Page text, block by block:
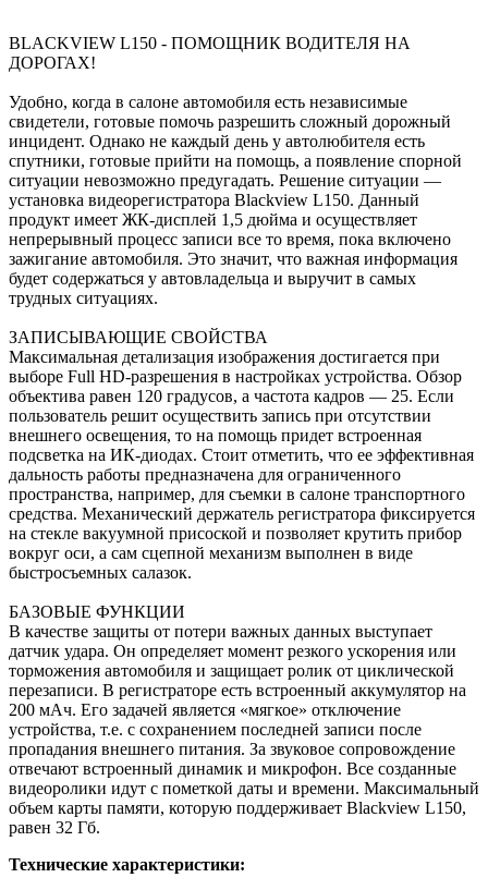
BLACKVIEW L150 - ПОМОЩНИК ВОДИТЕЛЯ НА
ДОРОГАХ!
Удобно, когда в салоне автомобиля есть независимые
свидетели, готовые помочь разрешить сложный дорожный
инцидент. Однако не каждый день у автолюбителя есть
спутники, готовые прийти на помощь, а появление спорной
ситуации невозможно предугадать. Решение ситуации —
установка видеорегистратора Blackview L150. Данный
продукт имеет ЖК-дисплей 1,5 дюйма и осуществляет
непрерывный процесс записи все то время, пока включено
зажигание автомобиля. Это значит, что важная информация
будет содержаться у автовладельца и выручит в самых
трудных ситуациях.
ЗАПИСЫВАЮЩИЕ СВОЙСТВА
Максимальная детализация изображения достигается при
выборе Full HD-разрешения в настройках устройства. Обзор
объектива равен 120 градусов, а частота кадров — 25. Если
пользователь решит осуществить запись при отсутствии
внешнего освещения, то на помощь придет встроенная
подсветка на ИК-диодах. Стоит отметить, что ее эффективная
дальность работы предназначена для ограниченного
пространства, например, для съемки в салоне транспортного
средства. Механический держатель регистратора фиксируется
на стекле вакуумной присоской и позволяет крутить прибор
вокруг оси, а сам сцепной механизм выполнен в виде
быстросъемных салазок.
БАЗОВЫЕ ФУНКЦИИ
В качестве защиты от потери важных данных выступает
датчик удара. Он определяет момент резкого ускорения или
торможения автомобиля и защищает ролик от циклической
перезаписи. В регистраторе есть встроенный аккумулятор на
200 мАч. Его задачей является «мягкое» отключение
устройства, т.е. с сохранением последней записи после
пропадания внешнего питания. За звуковое сопровождение
отвечают встроенный динамик и микрофон. Все созданные
видеоролики идут с пометкой даты и времени. Максимальный
объем карты памяти, которую поддерживает Blackview L150,
равен 32 Гб.
Технические характеристики: